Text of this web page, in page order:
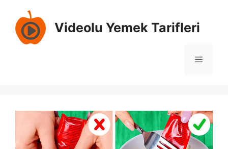
Videolu Yemek Tarifleri
Menü